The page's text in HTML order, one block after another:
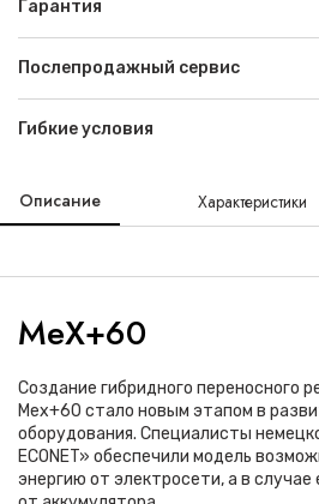
Гарантия
Послепродажный сервис
Гибкие условия
Описание Характеристики
MeX+60
Создание гибридного переносного
Mex+60 стало новым этапом в
оборудования. Специалисты
ECONET» обеспечили модель
энергию от электросети, а в